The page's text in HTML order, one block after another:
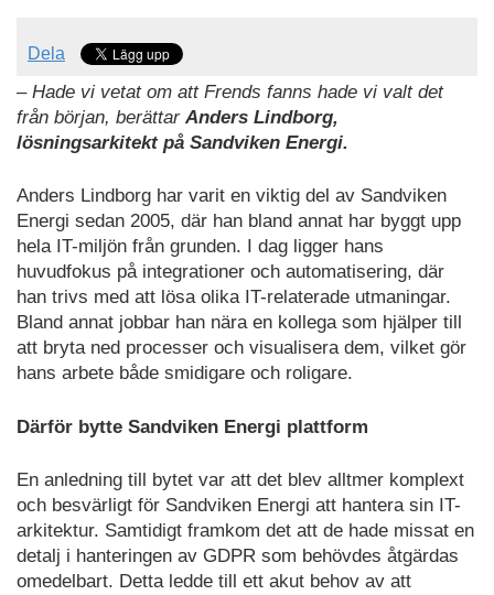
Dela
– Hade vi vetat om att Frends fanns hade vi valt det
från början, berättar Anders Lindborg,
lösningsarkitekt på Sandviken Energi.
Anders Lindborg har varit en viktig del av Sandviken
Energi sedan 2005, där han bland annat har byggt upp
hela IT-miljön från grunden. I dag ligger hans
huvudfokus på integrationer och automatisering, där
han trivs med att lösa olika IT-relaterade utmaningar.
Bland annat jobbar han nära en kollega som hjälper till
att bryta ned processer och visualisera dem, vilket gör
hans arbete både smidigare och roligare.
Därför bytte Sandviken Energi plattform
En anledning till bytet var att det blev alltmer komplext
och besvärligt för Sandviken Energi att hantera sin IT-
arkitektur. Samtidigt framkom det att de hade missat en
detalj i hanteringen av GDPR som behövdes åtgärdas
omedelbart. Detta ledde till ett akut behov av att